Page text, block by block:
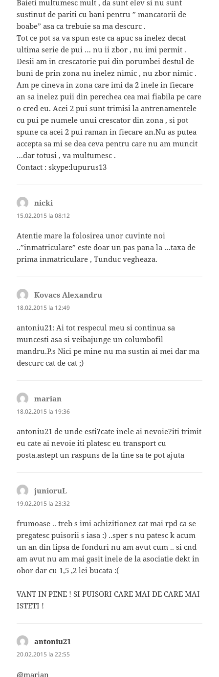
Baieti multumesc mult , da sunt elev si nu sunt
sustinut de pariti cu bani pentru ” mancatorii de
boabe” asa ca trebuie sa ma descurc .
Tot ce pot sa va spun este ca apuc sa inelez decat
ultima serie de pui … nu ii zbor , nu imi permit .
Desii am in crescatorie pui din porumbei destul de
buni de prin zona nu inelez nimic , nu zbor nimic .
Am pe cineva in zona care imi da 2 inele in fiecare
an sa inelez puii din perechea cea mai fiabila pe care
o cred eu. Acei 2 pui sunt trimisi la antrenamentele
cu pui pe numele unui crescator din zona , si pot
spune ca acei 2 pui raman in fiecare an.Nu as putea
accepta sa mi se dea ceva pentru care nu am muncit
…dar totusi , va multumesc .
Contact : skype:lupurus13
nicki
15.02.2015 la 08:12
Atentie mare la folosirea unor cuvinte noi
..”inmatriculare” este doar un pas pana la …taxa de
prima inmatriculare , Tunduc vegheaza.
Kovacs Alexandru
18.02.2015 la 12:49
antoniu21: Ai tot respecul meu si continua sa
muncesti asa si veibajunge un columbofil
mandru.P.s Nici pe mine nu ma sustin ai mei dar ma
descurc cat de cat ;)
marian
18.02.2015 la 19:36
antoniu21 de unde esti?cate inele ai nevoie?iti trimit
eu cate ai nevoie iti platesc eu transport cu
posta.astept un raspuns de la tine sa te pot ajuta
junioruL
19.02.2015 la 23:32
frumoase .. treb s imi achizitionez cat mai rpd ca se
pregatesc puisorii s iasa :) ..sper s nu patesc k acum
un an din lipsa de fonduri nu am avut cum .. si cnd
am avut nu am mai gasit inele de la asociatie dekt in
obor dar cu 1,5 ,2 lei bucata :(
VANT IN PENE ! SI PUISORI CARE MAI DE CARE MAI
ISTETI !
antoniu21
20.02.2015 la 22:55
@marian